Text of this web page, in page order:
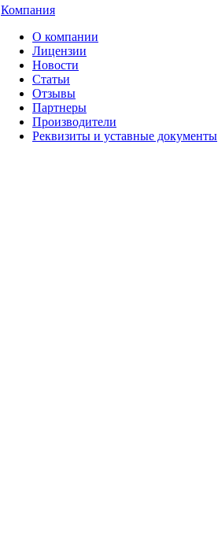
Компания
О компании
Лицензии
Новости
Статьи
Отзывы
Партнеры
Производители
Реквизиты и уставные документы